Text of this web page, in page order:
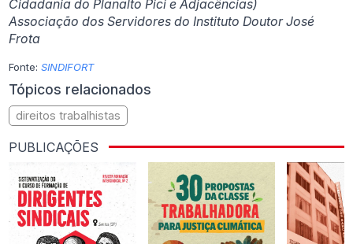
Cidadania do Planalto Pici e Adjacências)
Associação dos Servidores do Instituto Doutor José
Frota
Fonte:SINDIFORT
Tópicos relacionados
direitos trabalhistas
PUBLICAÇÕES